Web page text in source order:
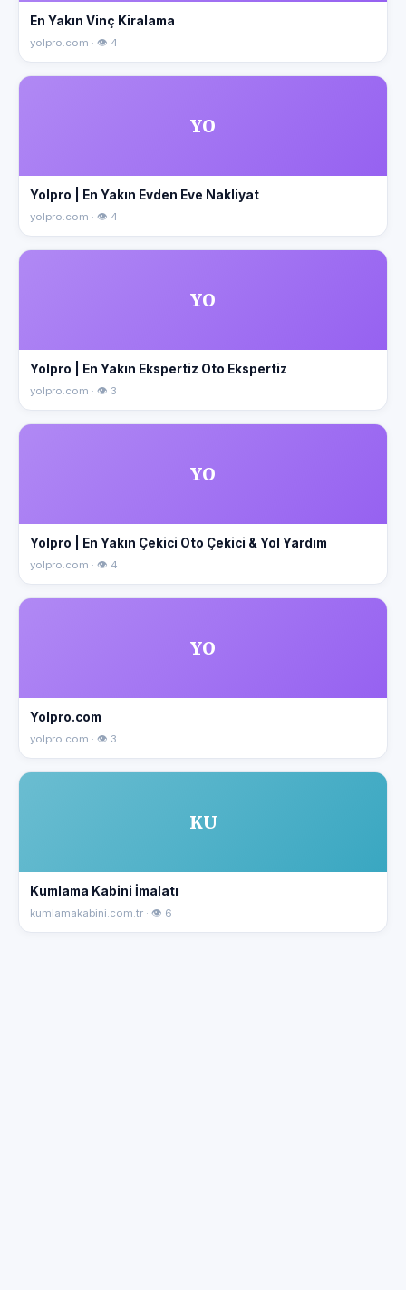
En Yakın Vinç Kiralama
yolpro.com · 👁 4
YO
Yolpro | En Yakın Evden Eve Nakliyat
yolpro.com · 👁 4
YO
Yolpro | En Yakın Ekspertiz Oto Ekspertiz
yolpro.com · 👁 3
YO
Yolpro | En Yakın Çekici Oto Çekici & Yol Yardım
yolpro.com · 👁 4
YO
Yolpro.com
yolpro.com · 👁 3
KU
Kumlama Kabini İmalatı
kumlamakabini.com.tr · 👁 6